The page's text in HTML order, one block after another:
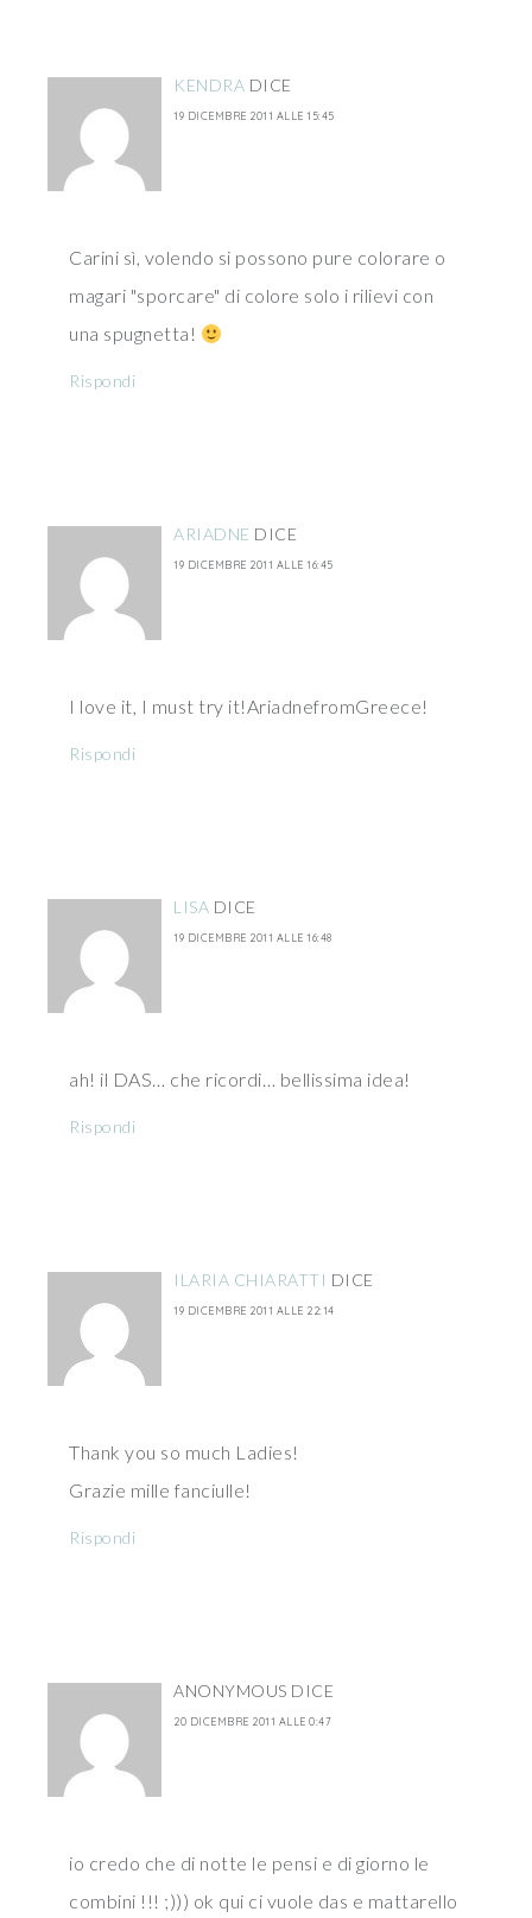
KENDRA DICE
19 DICEMBRE 2011 ALLE 15:45
Carini sì, volendo si possono pure colorare o
magari "sporcare" di colore solo i rilievi con
una spugnetta!
Rispondi
ARIADNE DICE
19 DICEMBRE 2011 ALLE 16:45
I love it, I must try it!AriadnefromGreece!
Rispondi
LISA DICE
19 DICEMBRE 2011 ALLE 16:48
ah! il DAS… che ricordi… bellissima idea!
Rispondi
ILARIA CHIARATTI DICE
19 DICEMBRE 2011 ALLE 22:14
Thank you so much Ladies!
Grazie mille fanciulle!
Rispondi
ANONYMOUS DICE
20 DICEMBRE 2011 ALLE 0:47
io credo che di notte le pensi e di giorno le
combini !!! ;))) ok qui ci vuole das e mattarello